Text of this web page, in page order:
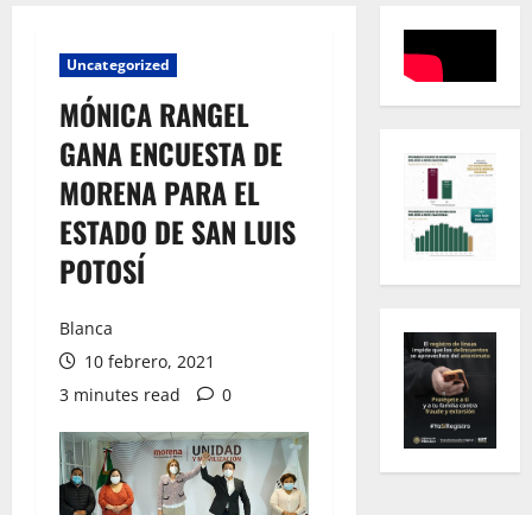
Uncategorized
MÓNICA RANGEL
GANA ENCUESTA DE
MORENA PARA EL
ESTADO DE SAN LUIS
POTOSÍ
Blanca
10 febrero, 2021
3 minutes read
0